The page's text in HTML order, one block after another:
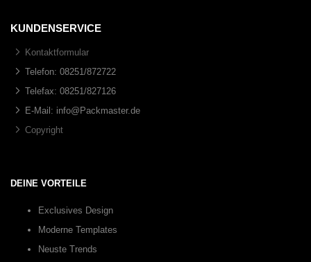
KUNDENSERVICE
Kontaktformular
Telefon: 08251/872722
Telefax: 08251/827126
E-Mail: info@Packmaster.de
Copyright
DEINE VORTEILE
Exclusives Design
Moderne Templates
Neuste Trends